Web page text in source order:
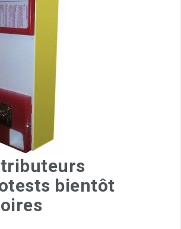
bientôt